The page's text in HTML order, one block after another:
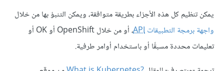
يمكن تنظيم كل هذه الأجزاء بطريقة متوافقة، ويمكن التنبؤ بها من خلال
واجهة برمجة التطبيقاتAPI
، أو من خلال OpenShift أو OK أو
تعليمات محددة مسبقًا أو باستخدام أوامر طرفية.